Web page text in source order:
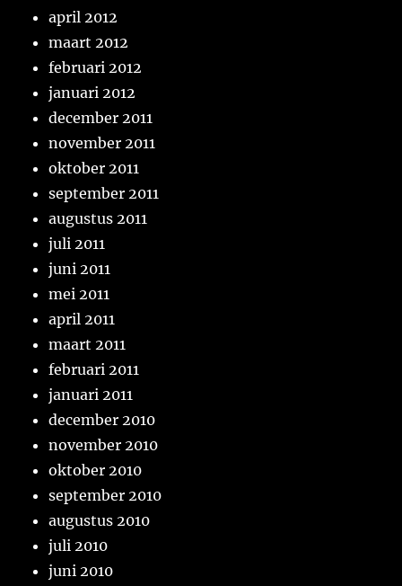
april 2012
maart 2012
februari 2012
januari 2012
december 2011
november 2011
oktober 2011
september 2011
augustus 2011
juli 2011
juni 2011
mei 2011
april 2011
maart 2011
februari 2011
januari 2011
december 2010
november 2010
oktober 2010
september 2010
augustus 2010
juli 2010
juni 2010